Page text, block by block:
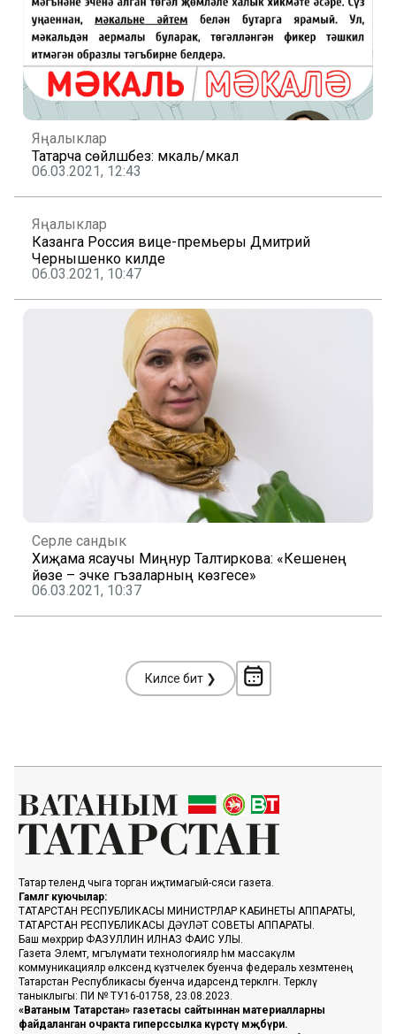
Яңалыклар
Татарча сөйләшәбез: мәкаль/мәкалә
06.03.2021, 12:43
Яңалыклар
Казанга Россия вице-премьеры Дмитрий
Чернышенко килде
06.03.2021, 10:47
Серле сандык
Хиҗама ясаучы Миңнур Талтирәкова: «Кешенең
йөзе – эчке әгъзаларның көзгесе»
06.03.2021, 10:37
Киләсе бит ❯
Татар телендә чыга торган иҗтимагый-сәяси газета.
Гамәлгә куючылар:
ТАТАРСТАН РЕСПУБЛИКАСЫ МИНИСТРЛАР КАБИНЕТЫ АППАРАТЫ,
ТАТАРСТАН РЕСПУБЛИКАСЫ ДӘҮЛӘТ СОВЕТЫ АППАРАТЫ.
Баш мөхәррир ФАЗУЛЛИН ИЛНАЗ ФАИС УЛЫ.
Газета Элемтә, мәгълүмати технологияләр һәм массакүләм
коммуникацияләр өлкәсендә күзәтчелек буенча федераль хезмәтенең
Татарстан Республикасы буенча идарәсендә теркәлгән. Теркәлү
таныклыгы: ПИ № ТУ16-01758, 23.08.2023.
«Ватаным Татарстан» газетасы сайтыннан материалларны
файдаланган очракта гиперссылка күрсәтү мәҗбүри.